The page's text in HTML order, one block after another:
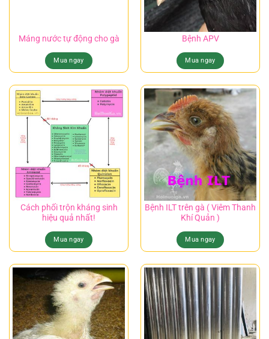
Máng nước tự động cho gà
Mua ngay
Bệnh APV
Mua ngay
Cách phối trộn kháng sinh
hiệu quả nhất!
Mua ngay
Bệnh ILT trên gà ( Viêm Thanh
Khí Quản )
Mua ngay